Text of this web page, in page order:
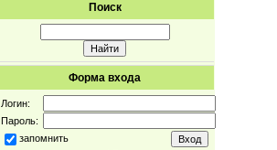
Поиск
Форма входа
Логин:
Пароль:
запомнить